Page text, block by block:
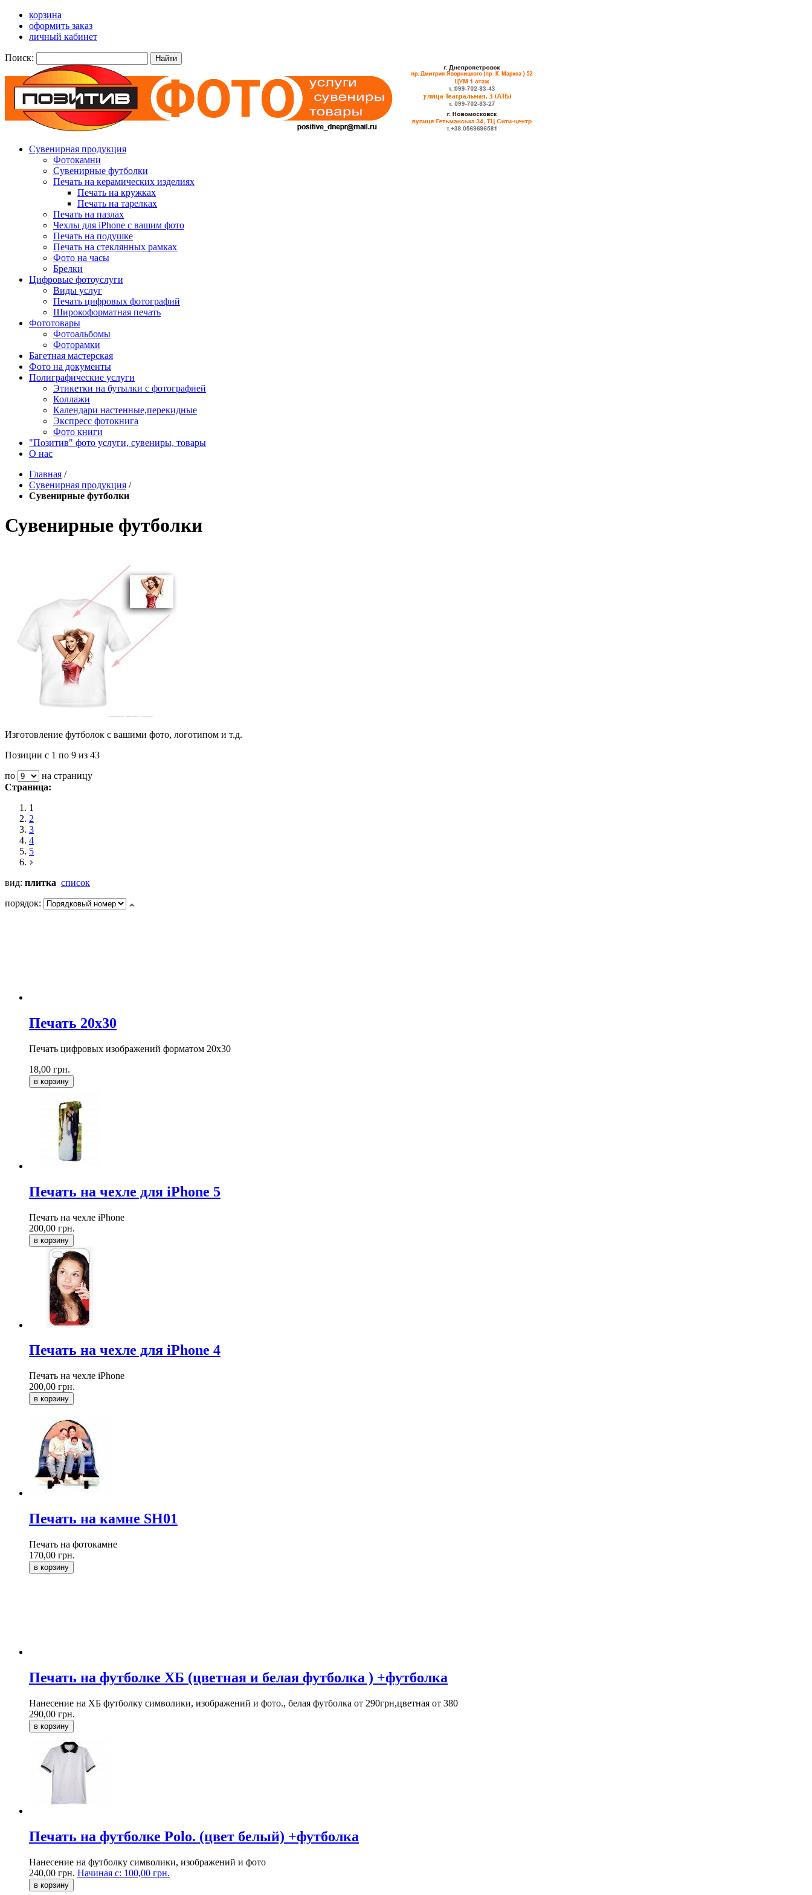
корзина
оформить заказ
личный кабинет
Поиск: Найти
Сувенирная продукция
Фотокамни
Сувенирные футболки
Печать на керамических изделиях
Печать на кружках
Печать на тарелках
Печать на пазлах
Чехлы для iPhone с вашим фото
Печать на подушке
Печать на стеклянных рамках
Фото на часы
Брелки
Цифровые фотоуслуги
Виды услуг
Печать цифровых фотографий
Широкоформатная печать
Фототовары
Фотоальбомы
Фоторамки
Багетная мастерская
Фото на документы
Полиграфические услуги
Этикетки на бутылки c фотографией
Коллажи
Календари настенные,перекидные
Экспресс фотокнига
Фото книги
"Позитив" фото услуги, сувениры, товары
О нас
Главная /
Сувенирная продукция /
Сувенирные футболки
Сувенирные футболки
Изготовление футболок с вашими фото, логотипом и т.д.
Позиции с 1 по 9 из 43
по
на страницу
Страница:
1
2
3
4
5
вид: плитка список
порядок:
Печать 20x30
Печать цифровых изображений форматом 20x30
18,00 грн.
в корзину
Печать на чехле для iPhone 5
Печать на чехле iPhone
200,00 грн.
в корзину
Печать на чехле для iPhone 4
Печать на чехле iPhone
200,00 грн.
в корзину
Печать на камне SH01
Печать на фотокамне
170,00 грн.
в корзину
Печать на футболке ХБ (цветная и белая футболка ) +футболка
Нанесение на ХБ футболку символики, изображений и фото., белая футболка от 290грн,цветная от 380
290,00 грн.
в корзину
Печать на футболке Polo. (цвет белый) +футболка
Нанесение на футболку символики, изображений и фото
240,00 грн. Начиная с: 100,00 грн.
в корзину